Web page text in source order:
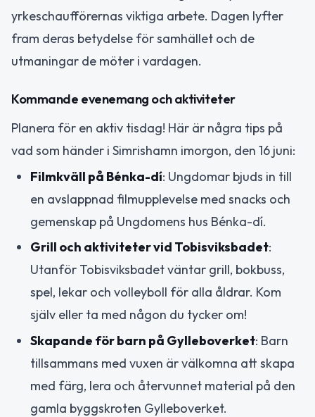
yrkeschaufförernas viktiga arbete. Dagen lyfter
fram deras betydelse för samhället och de
utmaningar de möter i vardagen.
Kommande evenemang och aktiviteter
Planera för en aktiv tisdag! Här är några tips på
vad som händer i Simrishamn imorgon, den 16 juni:
Filmkväll på Bénka-dí: Ungdomar bjuds in till
en avslappnad filmupplevelse med snacks och
gemenskap på Ungdomens hus Bénka-dí.
Grill och aktiviteter vid Tobisviksbadet:
Utanför Tobisviksbadet väntar grill, bokbuss,
spel, lekar och volleyboll för alla åldrar. Kom
själv eller ta med någon du tycker om!
Skapande för barn på Gylleboverket: Barn
tillsammans med vuxen är välkomna att skapa
med färg, lera och återvunnet material på den
gamla byggskroten Gylleboverket.